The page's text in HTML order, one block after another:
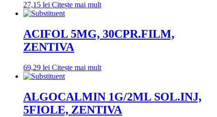
27,15 lei Citește mai mult
ACIFOL 5MG, 30CPR.FILM,
ZENTIVA
69,29 lei Citește mai mult
ALGOCALMIN 1G/2ML SOL.INJ,
5FIOLE, ZENTIVA